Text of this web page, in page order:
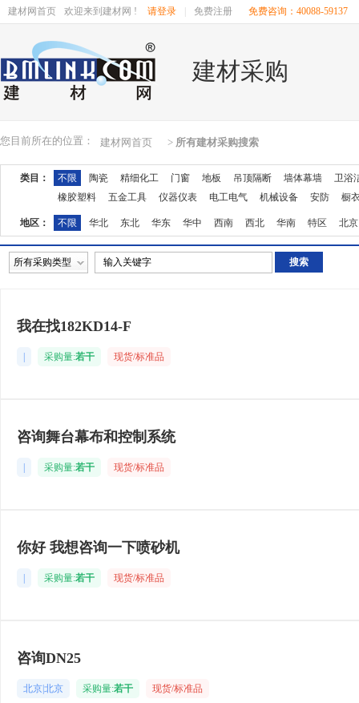
建材网首页 欢迎来到建材网 ! 请登录 免费注册 免费咨询：40088-59137
建材采购
您目前所在的位置： 建材网首页 > 所有建材采购搜索
类目： 不限 陶瓷 精细化工 门窗 地板 吊顶隔断 墙体幕墙
卫浴
橡胶塑料
五金工具 仪器仪表 电工电气 机械设备 安防 橱
地区： 不限 华北 东北 华东 华中 西南 西北 华南 特区
北京
湖南
广东 广西 江西 四川 海南 贵州 云南 西藏
陕西
所有采购类型
我在找182KD14-F
采购量:若干 现货/标准品
咨询舞台幕布和控制系统
采购量:若干 现货/标准品
你好 我想咨询一下喷砂机
采购量:若干 现货/标准品
咨询DN25
北京|北京 采购量:若干 现货/标准品